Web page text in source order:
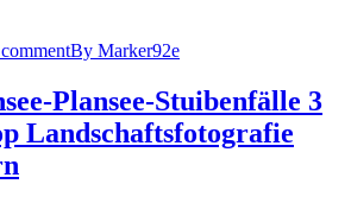
By Marker92e
Plansee-Stuibenfälle 3
Landschaftsfotografie